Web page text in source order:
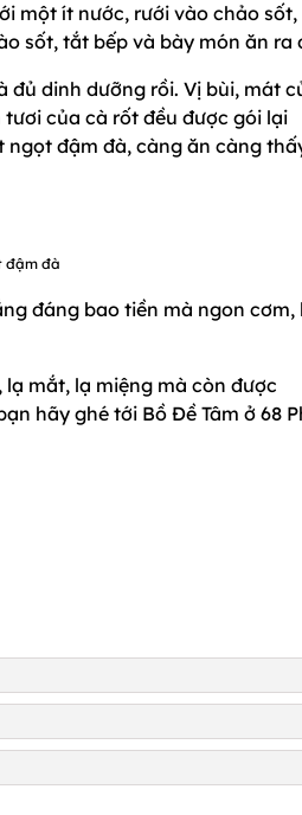
một ít nước, rưới vào chảo sốt,
sốt, tắt bếp và bày món ăn ra
dinh dưỡng rồi. Vị bùi, mát
của cà rốt đều được gói lại
đậm đà, càng ăn càng
đậm đà
đáng bao tiền mà ngon cơm,
mắt, lạ miệng mà còn được
hãy ghé tới Bồ Đề Tâm ở 68